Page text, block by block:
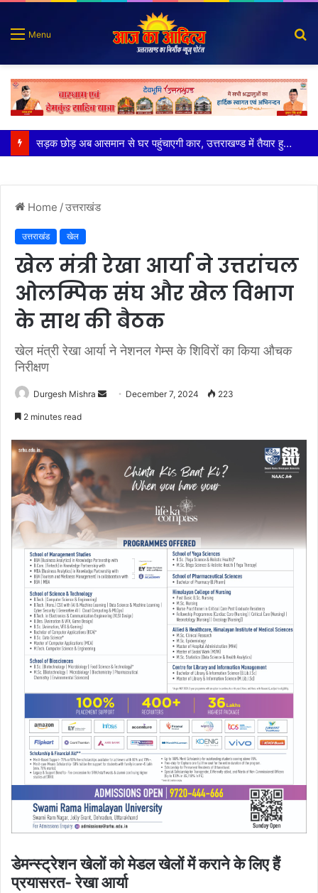
Menu
पुलिस मुठभेड़ में गोली लगने से घायल शातिर बदमाश गिरफ्तार
Home /उत्तराखंड
उत्तराखंड खेल
खेल मंत्री रेखा आर्या ने उत्तरांचल
ओलम्पिक संघ और खेल विभाग
के साथ की बैठक
खेल मंत्री रेखा आर्या ने नेशनल गेम्स के शिविरों का किया औचक
निरीक्षण
Durgesh Mishra
Send December 7, 2024 223
2 minutes read
डेमन्स्ट्रेशन खेलों को मेडल खेलों में कराने के लिए हैं
प्रयासरत- रेखा आर्या